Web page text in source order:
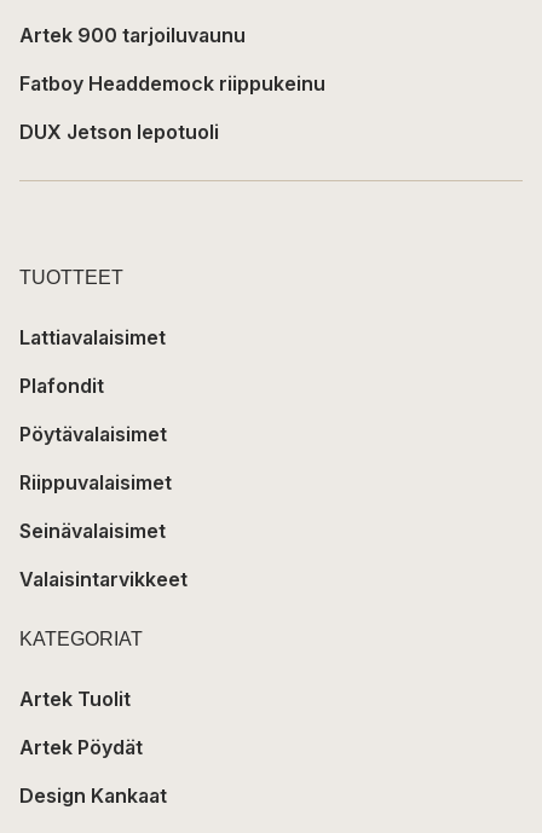
Artek 900 tarjoiluvaunu
Fatboy Headdemock riippukeinu
DUX Jetson lepotuoli
TUOTTEET
Lattiavalaisimet
Plafondit
Pöytävalaisimet
Riippuvalaisimet
Seinävalaisimet
Valaisintarvikkeet
KATEGORIAT
Artek Tuolit
Artek Pöydät
Design Kankaat